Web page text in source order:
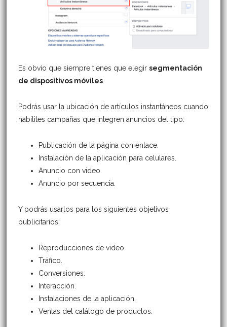
Es obvio que siempre tienes que elegir segmentación
de dispositivos móviles.
Podrás usar la ubicación de artículos instantáneos cuando
habilites campañas que integren anuncios del tipo:
Publicación de la página con enlace.
Instalación de la aplicación para celulares.
Anuncio con video.
Anuncio por secuencia.
Y podrás usarlos para los siguientes objetivos
publicitarios:
Reproducciones de video.
Tráfico.
Conversiones.
Interacción.
Instalaciones de la aplicación.
Ventas del catálogo de productos.